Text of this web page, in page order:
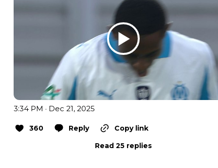
3:34 PM · Dec 21, 2025
360 Reply
Copy link
Read 25 replies